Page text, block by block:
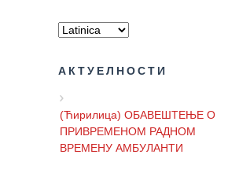
АКТУЕЛНОСТИ
(Ћирилица) ОБАВЕШТЕЊЕ О
ПРИВРЕМЕНОМ РАДНОМ
ВРЕМЕНУ АМБУЛАНТИ